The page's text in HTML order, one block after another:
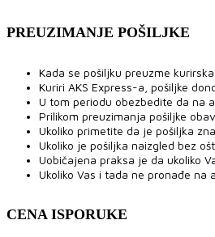
PREUZIMANJE POŠILJKE
Kada se pošiljku preuzme
Kuriri AKS Express-a, pošiljke
U tom periodu obezbedite da na
Prilikom preuzimanja pošiljke
Ukoliko primetite da je pošiljka
Ukoliko je pošiljka naizgled bez
Uobičajena praksa je da ukoliko
Ukoliko Vas i tada ne pronađe na
CENA ISPORUKE